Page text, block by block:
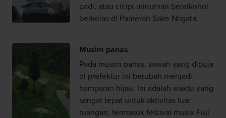
padi, atau cicipi minuman beralkohol
berkelas di Pameran Sake Niigata.
Musim panas
Pada musim panas, sawah yang dipuja
di prefektur ini berubah menjadi
hamparan hijau. Ini adalah waktu yang
sangat tepat untuk aktivitas luar
ruangan, termasuk festival musik Fuji